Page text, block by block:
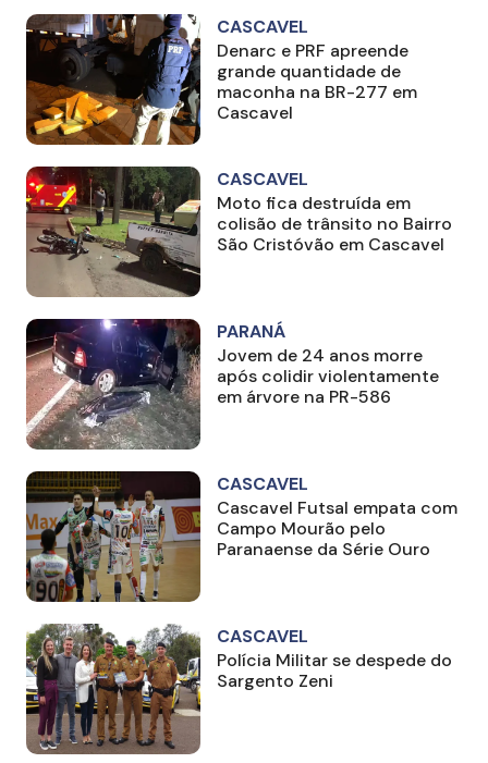
CASCAVEL
Denarc e PRF apreende
grande quantidade de
maconha na BR-277 em
Cascavel
CASCAVEL
Moto fica destruída em
colisão de trânsito no Bairro
São Cristóvão em Cascavel
PARANÁ
Jovem de 24 anos morre
após colidir violentamente
em árvore na PR-586
CASCAVEL
Cascavel Futsal empata com
Campo Mourão pelo
Paranaense da Série Ouro
CASCAVEL
Polícia Militar se despede do
Sargento Zeni